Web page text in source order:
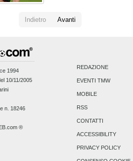
Indietro Avanti
1994
10/11/2005
n. 18246
®
REDAZIONE
EVENTI TMW
MOBILE
RSS
CONTATTI
ACCESSIBILITY
PRIVACY POLICY